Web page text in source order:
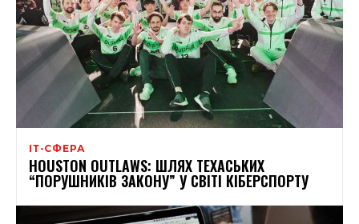
ІТ-СФЕРА
HOUSTON OUTLAWS: ШЛЯХ ТЕХАСЬКИХ
“ПОРУШНИКІВ ЗАКОНУ” У СВІТІ КІБЕРСПОРТУ​